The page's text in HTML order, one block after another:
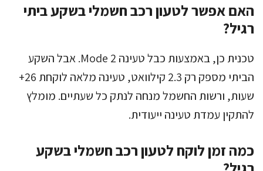
האם אפשר לטעון רכב חשמלי בשקע ביתי
רגיל?
טכנית כן, באמצעות כבל טעינה Mode 2. אבל השקע
הביתי מספק רק 2.3 קילוואט, טעינה מלאה לוקחת 26+
שעות, ורשות החשמל מנחה לנתק כל שעתיים. מומלץ
להתקין עמדת טעינה ייעודית.
כמה זמן לוקח לטעון רכב חשמלי בשקע